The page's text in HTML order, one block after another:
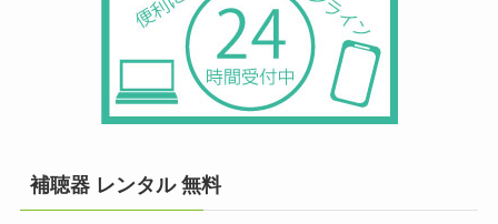
補聴器 レンタル 無料